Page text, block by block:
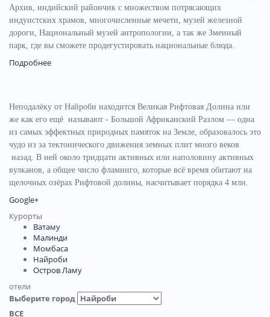
Архив, индийский райончик с множеством потрясающих
индуистских храмов, многочисленные мечети, музей железной
дороги, Национальный музей антропологии, а так же Змеиный
парк, где вы сможете продегустировать национальные блюда.
Подробнее
Неподалёку от Найроби находится Великая Рифтовая Долина или
же как его ещё называют - Большой Африканский Разлом — одна
из самых эффектных природных памяток на Земле, образовалось это
чудо из за тектонического движения земных плит много веков
назад. В ней около тридцати активных или наполовину активных
вулканов, а общее число фламинго, которые всё время обитают на
щелочных озёрах Рифтовой долины, насчитывает порядка 4 млн.
Google+
Курорты
Ватаму
Малинди
Момбаса
Найроби
Остров Ламу
отели
Выберите город
ВСЕ